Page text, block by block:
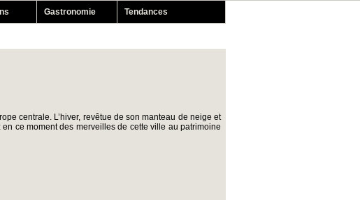
Gastronomie Tendances
centrale. L’hiver, revêtue de son manteau de neige et
ce moment des merveilles de cette ville au patrimoine